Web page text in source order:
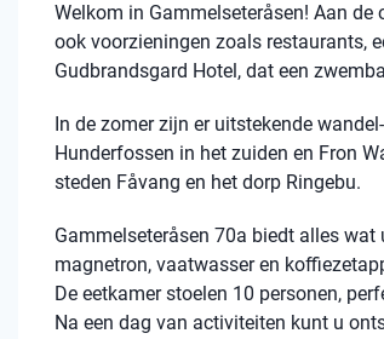
Welkom in Gammelseteråsen! Aan
ook voorzieningen zoals restaurants,
Gudbrandsgard Hotel, dat een
In de zomer zijn er uitstekende
Hunderfossen in het zuiden en Fron
steden Fåvang en het dorp Ringebu.
Gammelseteråsen 70a biedt alles
magnetron, vaatwasser en
De eetkamer stoelen 10 personen,
Na een dag van activiteiten kunt u